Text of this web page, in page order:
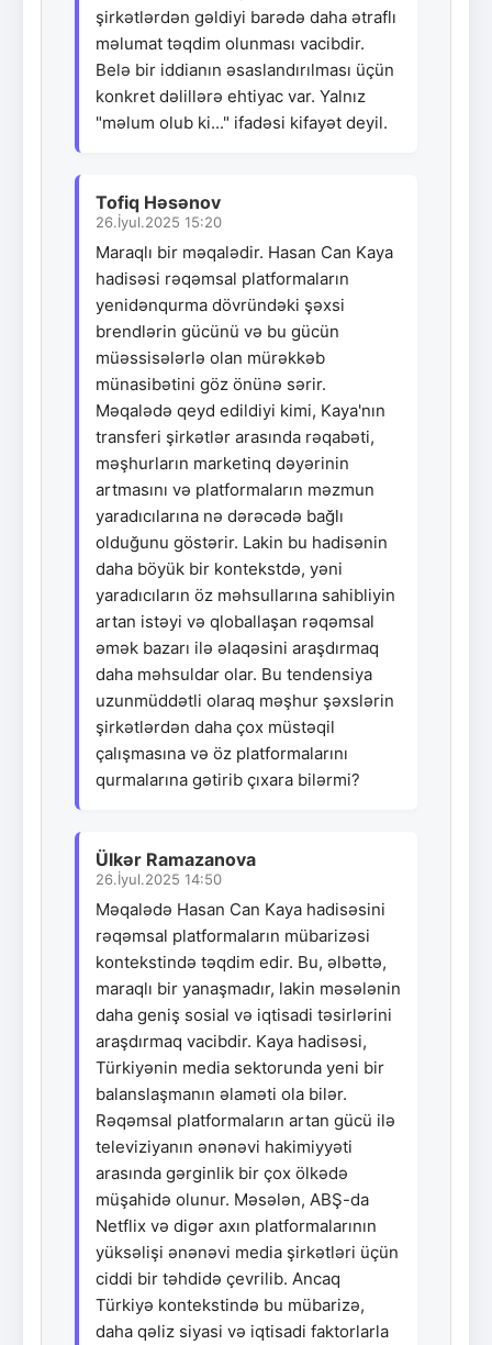
şirkətlərdən gəldiyi barədə daha ətraflı
məlumat təqdim olunması vacibdir.
Belə bir iddianın əsaslandırılması üçün
konkret dəlillərə ehtiyac var. Yalnız
"məlum olub ki..." ifadəsi kifayət deyil.
Tofiq Həsənov
26.İyul.2025 15:20
Maraqlı bir məqalədir. Hasan Can Kaya
hadisəsi rəqəmsal platformaların
yenidənqurma dövründəki şəxsi
brendlərin gücünü və bu gücün
müəssisələrlə olan mürəkkəb
münasibətini göz önünə sərir.
Məqalədə qeyd edildiyi kimi, Kaya'nın
transferi şirkətlər arasında rəqabəti,
məşhurların marketinq dəyərinin
artmasını və platformaların məzmun
yaradıcılarına nə dərəcədə bağlı
olduğunu göstərir. Lakin bu hadisənin
daha böyük bir kontekstdə, yəni
yaradıcıların öz məhsullarına sahibliyin
artan istəyi və qloballaşan rəqəmsal
əmək bazarı ilə əlaqəsini araşdırmaq
daha məhsuldar olar. Bu tendensiya
uzunmüddətli olaraq məşhur şəxslərin
şirkətlərdən daha çox müstəqil
çalışmasına və öz platformalarını
qurmalarına gətirib çıxara bilərmi?
Ülkər Ramazanova
26.İyul.2025 14:50
Məqalədə Hasan Can Kaya hadisəsini
rəqəmsal platformaların mübarizəsi
kontekstində təqdim edir. Bu, əlbəttə,
maraqlı bir yanaşmadır, lakin məsələnin
daha geniş sosial və iqtisadi təsirlərini
araşdırmaq vacibdir. Kaya hadisəsi,
Türkiyənin media sektorunda yeni bir
balanslaşmanın əlaməti ola bilər.
Rəqəmsal platformaların artan gücü ilə
televiziyanın ənənəvi hakimiyyəti
arasında gərginlik bir çox ölkədə
müşahidə olunur. Məsələn, ABŞ-da
Netflix və digər axın platformalarının
yüksəlişi ənənəvi media şirkətləri üçün
ciddi bir təhdidə çevrilib. Ancaq
Türkiyə kontekstində bu mübarizə,
daha qəliz siyasi və iqtisadi faktorlarla